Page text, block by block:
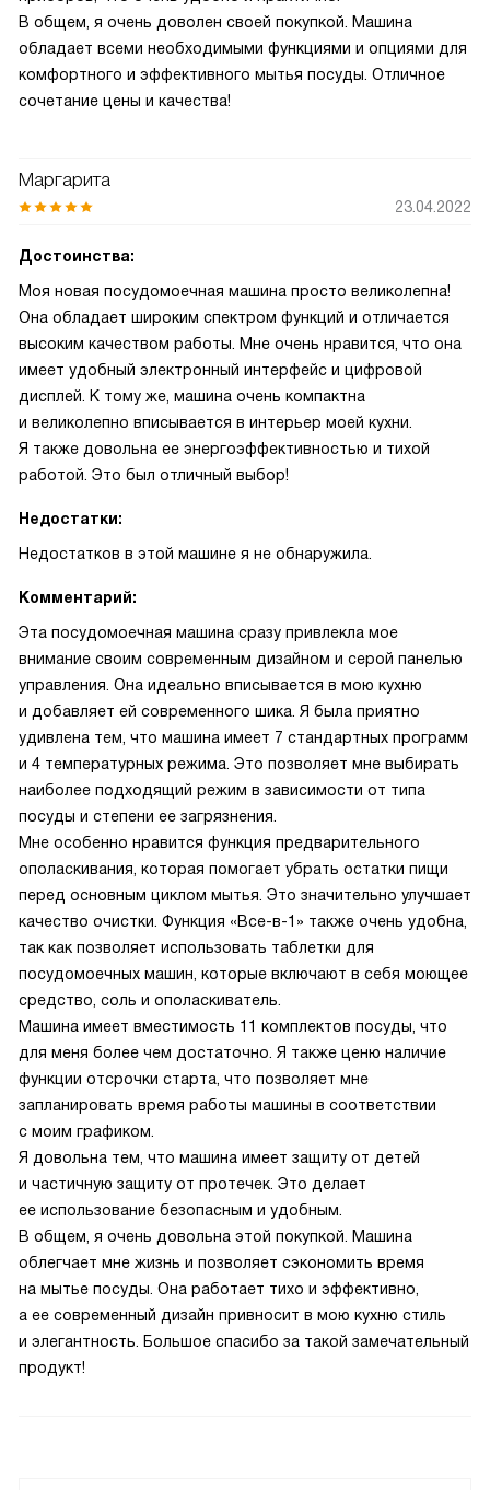
В общем, я очень доволен своей покупкой. Машина
обладает всеми необходимыми функциями и опциями для
комфортного и эффективного мытья посуды. Отличное
сочетание цены и качества!
Маргарита
23.04.2022
Достоинства:
Моя новая посудомоечная машина просто великолепна!
Она обладает широким спектром функций и отличается
высоким качеством работы. Мне очень нравится, что она
имеет удобный электронный интерфейс и цифровой
дисплей. К тому же, машина очень компактна
и великолепно вписывается в интерьер моей кухни.
Я также довольна ее энергоэффективностью и тихой
работой. Это был отличный выбор!
Недостатки:
Недостатков в этой машине я не обнаружила.
Комментарий:
Эта посудомоечная машина сразу привлекла мое
внимание своим современным дизайном и серой панелью
управления. Она идеально вписывается в мою кухню
и добавляет ей современного шика. Я была приятно
удивлена тем, что машина имеет 7 стандартных программ
и 4 температурных режима. Это позволяет мне выбирать
наиболее подходящий режим в зависимости от типа
посуды и степени ее загрязнения.
Мне особенно нравится функция предварительного
ополаскивания, которая помогает убрать остатки пищи
перед основным циклом мытья. Это значительно улучшает
качество очистки. Функция «Все-в-1» также очень удобна,
так как позволяет использовать таблетки для
посудомоечных машин, которые включают в себя моющее
средство, соль и ополаскиватель.
Машина имеет вместимость 11 комплектов посуды, что
для меня более чем достаточно. Я также ценю наличие
функции отсрочки старта, что позволяет мне
запланировать время работы машины в соответствии
с моим графиком.
Я довольна тем, что машина имеет защиту от детей
и частичную защиту от протечек. Это делает
ее использование безопасным и удобным.
В общем, я очень довольна этой покупкой. Машина
облегчает мне жизнь и позволяет сэкономить время
на мытье посуды. Она работает тихо и эффективно,
а ее современный дизайн привносит в мою кухню стиль
и элегантность. Большое спасибо за такой замечательный
продукт!